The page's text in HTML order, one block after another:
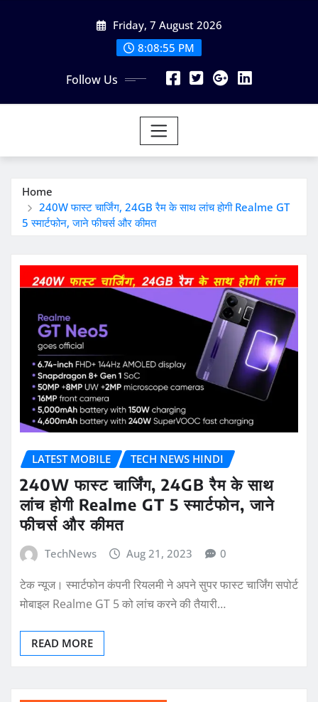
Friday, 7 August 2026
8:08:56 PM
Follow Us
Home
240W फास्ट चार्जिंग, 24GB रैम के साथ लांच होगी Realme GT
5 स्मार्टफोन, जाने फीचर्स और कीमत
LATEST MOBILE TECH NEWS HINDI
240W फास्ट चार्जिंग, 24GB रैम के साथ
लांच होगी Realme GT 5 स्मार्टफोन, जाने
फीचर्स और कीमत
TechNews Aug 21, 2023 0
टेक न्यूज। स्मार्टफोन कंपनी रियलमी ने अपने सुपर फास्ट चार्जिंग सपोर्ट
मोबाइल Realme GT 5 को लांच करने की तैयारी…
READ MORE